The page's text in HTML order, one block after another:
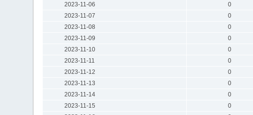
2023-11-06
0
2023-11-07
0
2023-11-08
0
2023-11-09
0
2023-11-10
0
2023-11-11
0
2023-11-12
0
2023-11-13
0
2023-11-14
0
2023-11-15
0